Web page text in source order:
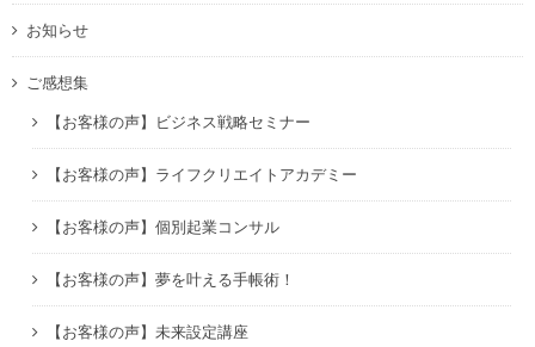
お知らせ
ご感想集
【お客様の声】ビジネス戦略セミナー
【お客様の声】ライフクリエイトアカデミー
【お客様の声】個別起業コンサル
【お客様の声】夢を叶える手帳術！
【お客様の声】未来設定講座